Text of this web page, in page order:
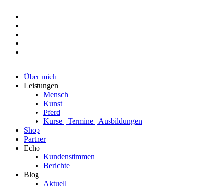
Über mich
Leistungen
Mensch
Kunst
Pferd
Kurse | Termine | Ausbildungen
Shop
Partner
Echo
Kundenstimmen
Berichte
Blog
Aktuell